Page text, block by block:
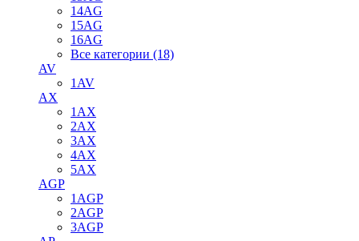
14AG
15AG
16AG
Все категории (18)
AV
1AV
AX
1AX
2AX
3AX
4AX
5AX
AGP
1AGP
2AGP
3AGP